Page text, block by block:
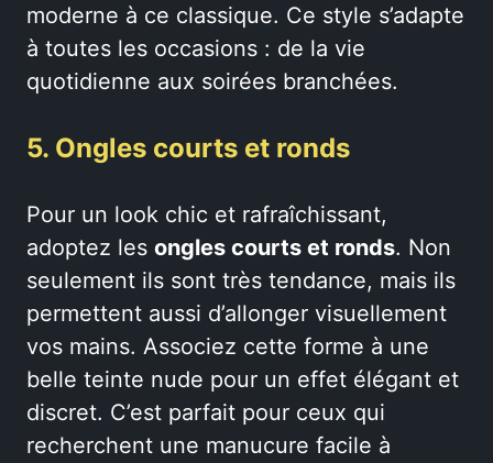
moderne à ce classique. Ce style s’adapte
à toutes les occasions : de la vie
quotidienne aux soirées branchées.
5. Ongles courts et ronds
Pour un look chic et rafraîchissant,
adoptez les ongles courts et ronds. Non
seulement ils sont très tendance, mais ils
permettent aussi d’allonger visuellement
vos mains. Associez cette forme à une
belle teinte nude pour un effet élégant et
discret. C’est parfait pour ceux qui
recherchent une manucure facile à